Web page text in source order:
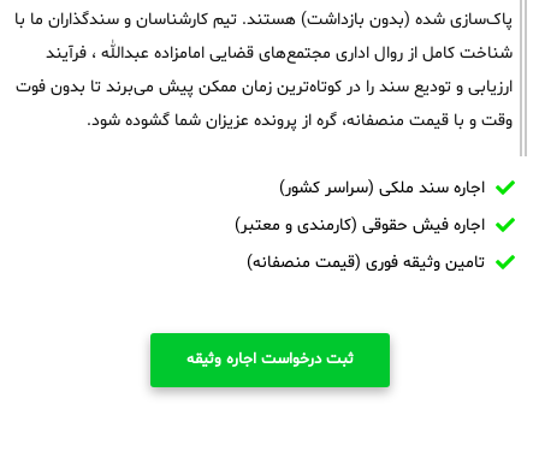
پاک‌سازی شده (بدون بازداشت) هستند. تیم کارشناسان و سندگذاران ما با
شناخت کامل از روال اداری مجتمع‌های قضایی امامزاده عبدالله ، فرآیند
ارزیابی و تودیع سند را در کوتاه‌ترین زمان ممکن پیش می‌برند تا بدون فوت
وقت و با قیمت منصفانه، گره از پرونده عزیزان شما گشوده شود.
اجاره سند ملکی (سراسر کشور)
اجاره فیش حقوقی (کارمندی و معتبر)
تامین وثیقه فوری (قیمت منصفانه)
ثبت درخواست اجاره وثیقه